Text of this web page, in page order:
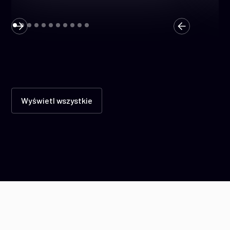
Wyświetl wszystkie